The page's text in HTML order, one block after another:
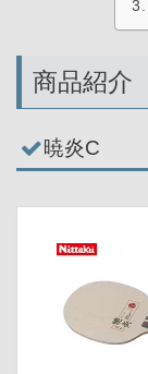
商品紹介
暁炎C